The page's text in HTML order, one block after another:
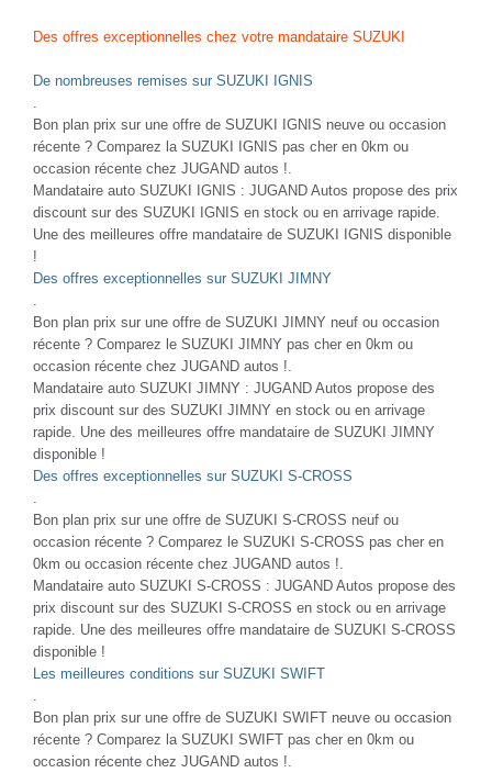
Des offres exceptionnelles chez votre mandataire SUZUKI
De nombreuses remises sur SUZUKI IGNIS
Bon plan prix sur une offre de SUZUKI IGNIS neuve ou occasion
récente ? Comparez la SUZUKI IGNIS pas cher en 0km ou
occasion récente chez JUGAND autos !.
Mandataire auto SUZUKI IGNIS : JUGAND Autos propose des prix
discount sur des SUZUKI IGNIS en stock ou en arrivage rapide.
Une des meilleures offre mandataire de SUZUKI IGNIS disponible
!
Des offres exceptionnelles sur SUZUKI JIMNY
Bon plan prix sur une offre de SUZUKI JIMNY neuf ou occasion
récente ? Comparez le SUZUKI JIMNY pas cher en 0km ou
occasion récente chez JUGAND autos !.
Mandataire auto SUZUKI JIMNY : JUGAND Autos propose des
prix discount sur des SUZUKI JIMNY en stock ou en arrivage
rapide. Une des meilleures offre mandataire de SUZUKI JIMNY
disponible !
Des offres exceptionnelles sur SUZUKI S-CROSS
Bon plan prix sur une offre de SUZUKI S-CROSS neuf ou
occasion récente ? Comparez le SUZUKI S-CROSS pas cher en
0km ou occasion récente chez JUGAND autos !.
Mandataire auto SUZUKI S-CROSS : JUGAND Autos propose des
prix discount sur des SUZUKI S-CROSS en stock ou en arrivage
rapide. Une des meilleures offre mandataire de SUZUKI S-CROSS
disponible !
Les meilleures conditions sur SUZUKI SWIFT
Bon plan prix sur une offre de SUZUKI SWIFT neuve ou occasion
récente ? Comparez la SUZUKI SWIFT pas cher en 0km ou
occasion récente chez JUGAND autos !.